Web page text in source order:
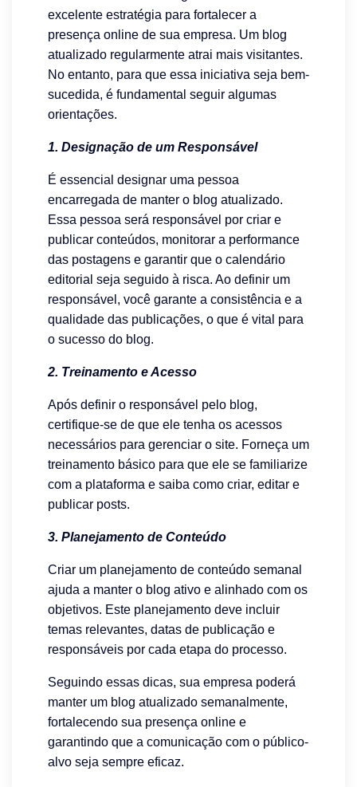
excelente estratégia para fortalecer a
presença online de sua empresa. Um blog
atualizado regularmente atrai mais visitantes.
No entanto, para que essa iniciativa seja bem-
sucedida, é fundamental seguir algumas
orientações.
1. Designação de um Responsável
É essencial designar uma pessoa
encarregada de manter o blog atualizado.
Essa pessoa será responsável por criar e
publicar conteúdos, monitorar a performance
das postagens e garantir que o calendário
editorial seja seguido à risca. Ao definir um
responsável, você garante a consistência e a
qualidade das publicações, o que é vital para
o sucesso do blog.
2. Treinamento e Acesso
Após definir o responsável pelo blog,
certifique-se de que ele tenha os acessos
necessários para gerenciar o site. Forneça um
treinamento básico para que ele se familiarize
com a plataforma e saiba como criar, editar e
publicar posts.
3. Planejamento de Conteúdo
Criar um planejamento de conteúdo semanal
ajuda a manter o blog ativo e alinhado com os
objetivos. Este planejamento deve incluir
temas relevantes, datas de publicação e
responsáveis por cada etapa do processo.
Seguindo essas dicas, sua empresa poderá
manter um blog atualizado semanalmente,
fortalecendo sua presença online e
garantindo que a comunicação com o público-
alvo seja sempre eficaz.